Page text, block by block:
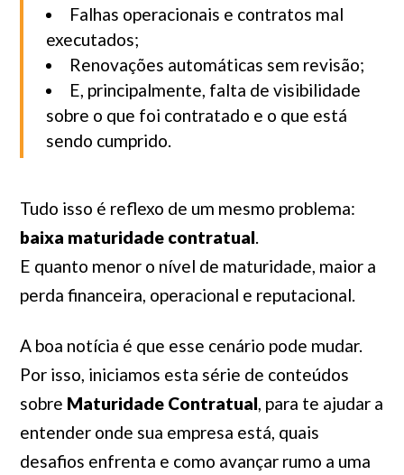
Falhas operacionais e contratos mal
executados;
Renovações automáticas sem revisão;
E, principalmente, falta de visibilidade
sobre o que foi contratado e o que está
sendo cumprido.
Tudo isso é reflexo de um mesmo problema:
baixa maturidade contratual.
E quanto menor o nível de maturidade, maior a
perda financeira, operacional e reputacional.
A boa notícia é que esse cenário pode mudar.
Por isso, iniciamos esta série de conteúdos
sobre Maturidade Contratual, para te ajudar a
entender onde sua empresa está, quais
desafios enfrenta e como avançar rumo a uma